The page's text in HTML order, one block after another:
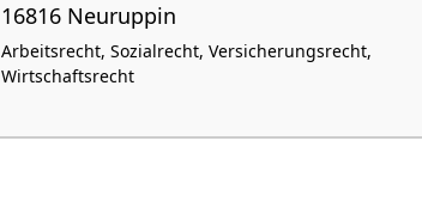
16816 Neuruppin
Arbeitsrecht, Sozialrecht, Versicherungsrecht,
Wirtschaftsrecht